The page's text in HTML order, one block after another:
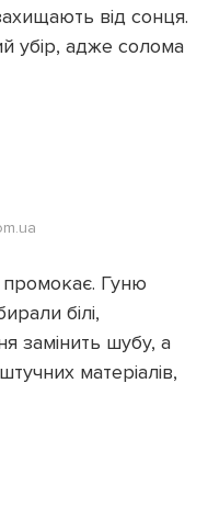
від сонця.
убір, адже солома
промокає. Гуню
білі,
замінить шубу, а
матеріалів,